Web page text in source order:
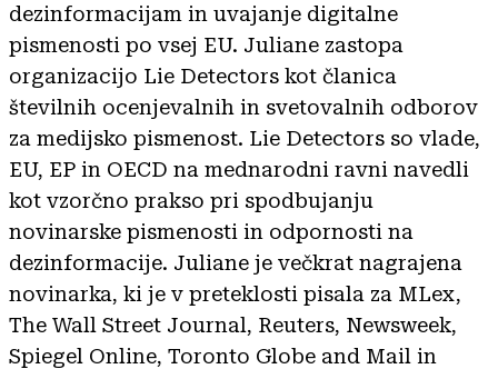
dezinformacijam in uvajanje digitalne
pismenosti po vsej EU. Juliane zastopa
organizacijo Lie Detectors kot članica
številnih ocenjevalnih in svetovalnih odborov
za medijsko pismenost. Lie Detectors so vlade,
EU, EP in OECD na mednarodni ravni navedli
kot vzorčno prakso pri spodbujanju
novinarske pismenosti in odpornosti na
dezinformacije. Juliane je večkrat nagrajena
novinarka, ki je v preteklosti pisala za MLex,
The Wall Street Journal, Reuters, Newsweek,
Spiegel Online, Toronto Globe and Mail in